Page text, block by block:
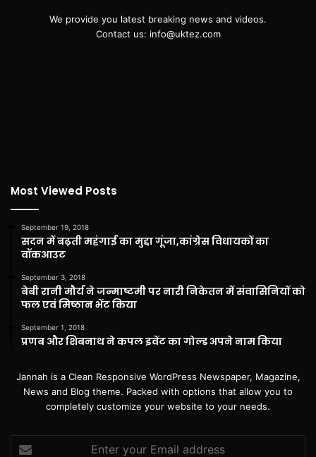
We provide you latest breaking news and videos.
Contact us: info@uktez.com
Most Viewed Posts
September 19, 2018
सदन में बढ़ती महंगाई का मुद्दा गूंजा,कांग्रेस विधायकों का
वॉकआउट
September 3, 2018
बेबी रानी मौर्य ने जन्माष्टमी पर नारी निकेतन में संवासिनियों को
फल एवं मिष्ठान भेंट किया
September 1, 2018
प्रणब और शिबनाथ ने कपल इवेंट का गोल्ड अपने नाम किया
Jannah is a Clean Responsive WordPress Newspaper, Magazine,
News and Blog theme. Packed with options that allow you to
completely customize your website to your needs.
Enter